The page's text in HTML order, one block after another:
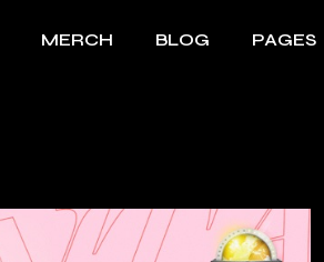
MERCH BLOG PAGES
Fan Page